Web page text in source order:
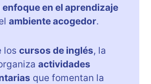
enfoque en el aprendizaje
ambiente acogedor.
los cursos de inglés, la
actividades
que fomentan la